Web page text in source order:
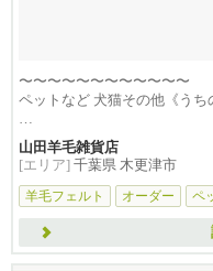
〜〜〜〜〜〜〜〜〜〜〜〜
ペットなど 犬猫その他《うち
※当店の...
山田羊毛雑貨店
[エリア] 千葉県 木更津市
羊毛フェルト
オーダー ペ